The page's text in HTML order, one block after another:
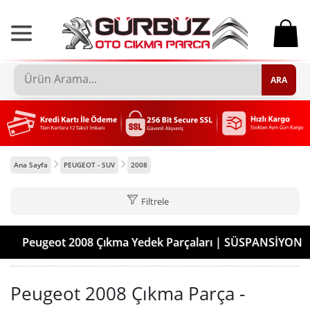
0
ARA
Ana Sayfa PEUGEOT - SUV 2008
Filtrele
Peugeot 2008 Çıkma Yedek Parçaları | SÜSPANSİYON
Peugeot 2008 Çıkma Parça -